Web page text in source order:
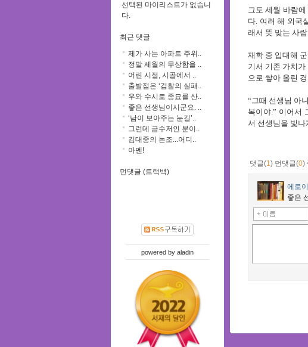
그도 세월 바람
다 여러 해 외국
래서 뜻 맞는 사
재학 중 입대해
기서 기존 가치
으로 쌓아 올린
“ 그때 선생님 아
복이야 .” 이어서
서 선생님을 빛
댓글(1 ) 먼댓글(0)
에로
좋은
선택된 마이리스트가 없습니
다.
최근 댓글
제가 사는 아파트 주위..
정말 세월의 무상함을 ..
어린 시절, 시골에서 ..
출발점은 ‘검찰의 실패..
우와 수시로 종묘를 산..
좋은 선생님이시군요. ..
‘남이 보아주는 눈길’..
그런데 금수저인 분이..
김대중의 논조...어디..
아멘!
먼댓글 (트랙백)
powered by aladin